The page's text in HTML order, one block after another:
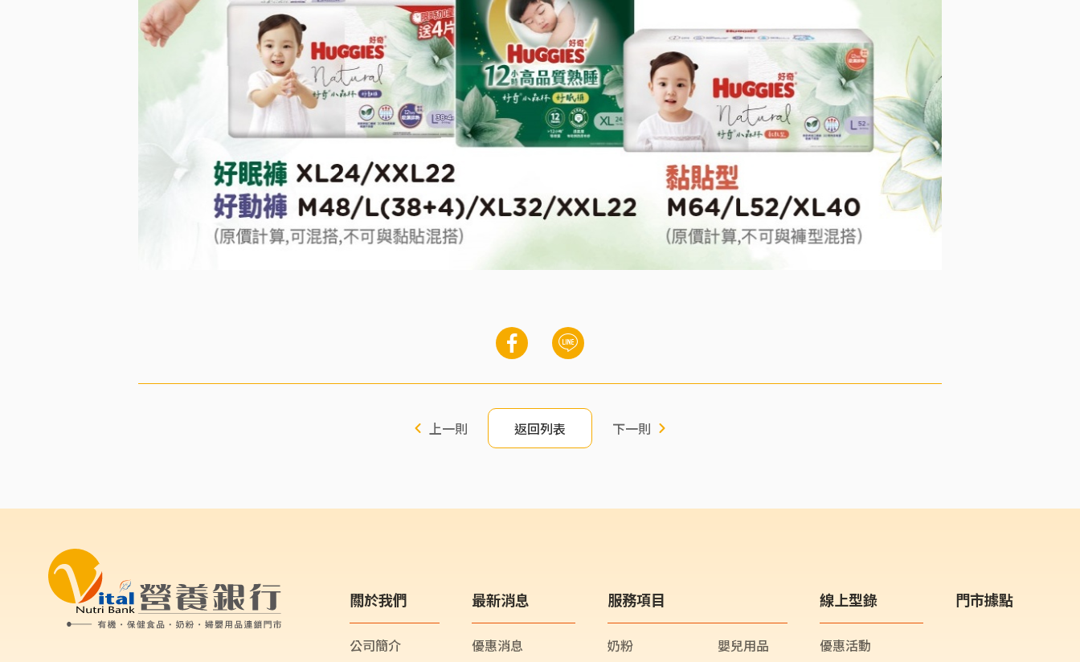
上一則 返回列表 下一則
關於我們
公司簡介
最新消息
優惠消息
服務項目
奶粉 嬰兒用品
線上型錄
優惠活動
門市據點